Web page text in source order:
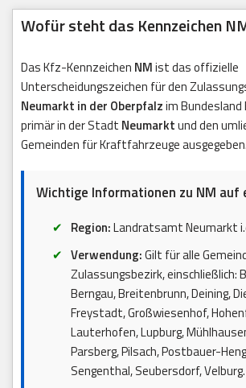
Wofür steht das Kennzeichen
Das Kfz-Kennzeichen NMist das offizielle
Unterscheidungszeichen für den
Neumarkt in der Oberpfalzim Bundesland
primär in der Stadt Neumarktund den
Gemeinden für Kraftfahrzeuge ausgegeben.
Wichtige Informationen zu NM auf
Region:Landratsamt Neumarkt
Verwendung:Gilt für alle
Zulassungsbezirk, einschließlich:
Berngau, Breitenbrunn, Deining,
Freystadt, Großwiesenhof,
Lauterhofen, Lupburg,
Parsberg, Pilsach, Postbauer-
Sengenthal, Seubersdorf, Velburg.